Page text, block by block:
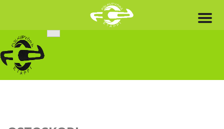
content